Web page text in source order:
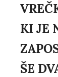
KI JE
ŠE